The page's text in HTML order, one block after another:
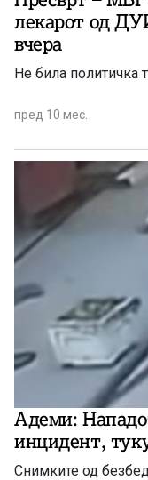
лекарот од
вчера
Не била политичка
пред 10 мес.
Адеми:
инцидент,
Снимките од